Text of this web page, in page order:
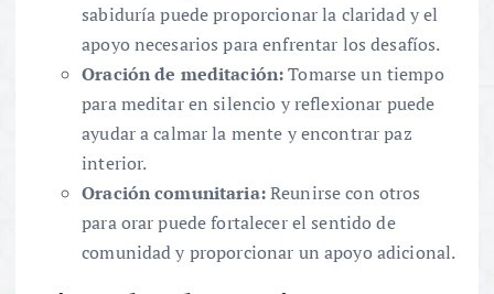
sabiduría puede proporcionar la claridad y el
apoyo necesarios para enfrentar los desafíos.
Oración de meditación:Tomarse un tiempo
para meditar en silencio y reflexionar puede
ayudar a calmar la mente y encontrar paz
interior.
Oración comunitaria:Reunirse con otros
para orar puede fortalecer el sentido de
comunidad y proporcionar un apoyo adicional.